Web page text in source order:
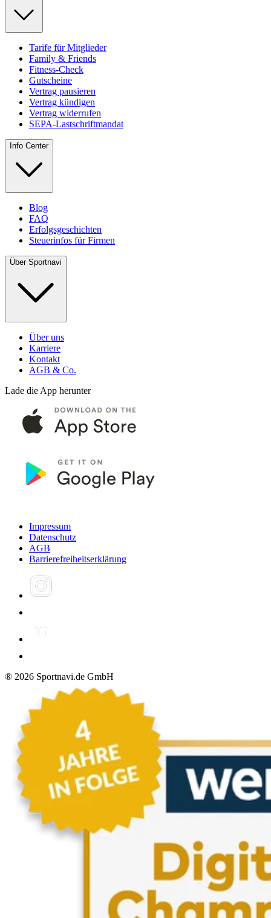
Tarife für Mitglieder
Family & Friends
Fitness-Check
Gutscheine
Vertrag pausieren
Vertrag kündigen
Vertrag widerrufen
SEPA-Lastschriftmandat
Info Center
Blog
FAQ
Erfolgsgeschichten
Steuerinfos für Firmen
Über Sportnavi
Über uns
Karriere
Kontakt
AGB & Co.
Lade die App herunter
Impressum
Datenschutz
AGB
Barrierefreiheitserklärung
® 2026 Sportnavi.de GmbH